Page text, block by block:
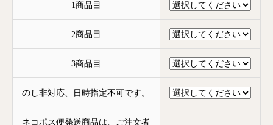
1商品目
2商品目
3商品目
のし非対応、日時指定不可です。
ネコポス便発送商品は、ご注文者